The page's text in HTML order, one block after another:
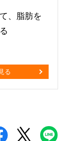
、脂肪を
る